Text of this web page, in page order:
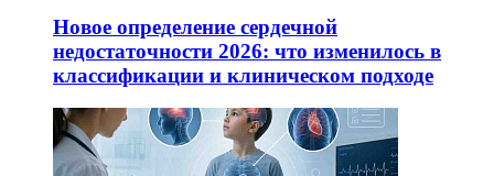
Новое определение сердечной
недостаточности 2026: что изменилось в
классификации и клиническом подходе